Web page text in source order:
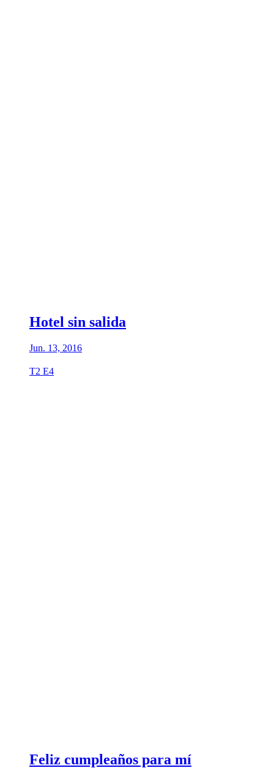
Hotel sin salida
Jun. 13, 2016
T2 E4
Feliz cumpleaños para mí